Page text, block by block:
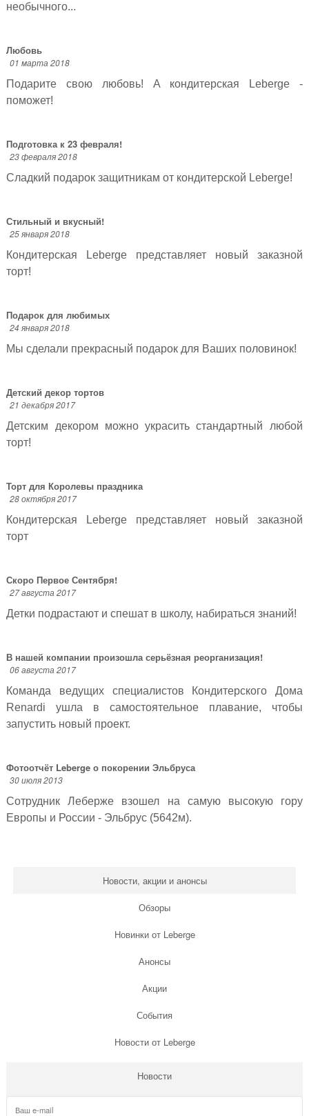
необычного...
Любовь
01 марта 2018
Подарите свою любовь! А кондитерская Leberge -
поможет!
Подготовка к 23 февраля!
23 февраля 2018
Сладкий подарок защитникам от кондитерской Leberge!
Стильный и вкусный!
25 января 2018
Кондитерская Leberge представляет новый заказной
торт!
Подарок для любимых
24 января 2018
Мы сделали прекрасный подарок для Ваших половинок!
Детский декор тортов
21 декабря 2017
Детским декором можно украсить стандартный любой
торт!
Торт для Королевы праздника
28 октября 2017
Кондитерская Leberge представляет новый заказной
торт
Скоро Первое Сентября!
27 августа 2017
Детки подрастают и спешат в школу, набираться знаний!
В нашей компании произошла серьёзная реорганизация!
06 августа 2017
Команда ведущих специалистов Кондитерского Дома
Renardi ушла в самостоятельное плавание, чтобы
запустить новый проект.
Фотоотчёт Leberge о покорении Эльбруса
30 июля 2013
Сотрудник Леберже взошел на самую высокую гору
Европы и России - Эльбрус (5642м).
Новости, акции и анонсы
Обзоры
Новинки от Leberge
Анонсы
Акции
События
Новости от Leberge
Новости